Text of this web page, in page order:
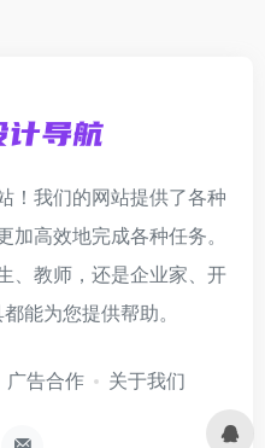
！我们的网站提供了各种
高效地完成各种任务。
、教师，还是企业家、开
能为您提供帮助。
广告合作 关于我们